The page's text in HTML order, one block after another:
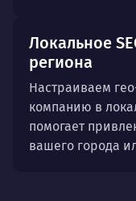
Локальное
региона
Настраиваем
компанию в
помогает
вашего города